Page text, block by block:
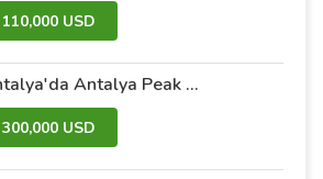
110,000 USD
Antalya'da Antalya Peak kompleks içinde taksitle satılık villalar
300,000 USD